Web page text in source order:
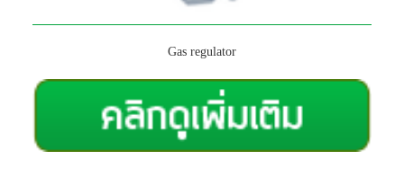
Gas regulator